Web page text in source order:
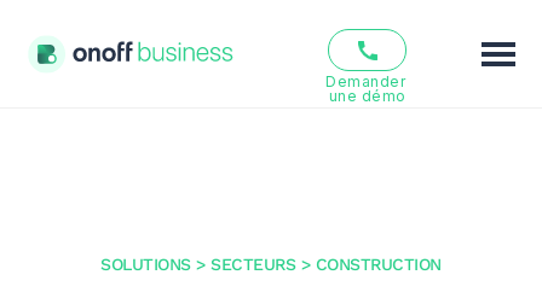
Offres
Demander
une démo
SOLUTIONS>SECTEURS> CONSTRUCTION